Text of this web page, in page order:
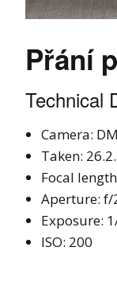
Přání
Technical
Camera:
Taken:
Focal
Aperture: f/
Exposure:
ISO: 200